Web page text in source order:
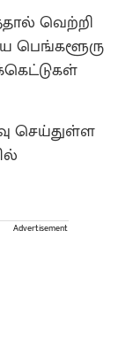
வெற்றி
பெங்களூரு
செய்துள்ள
Advertisement